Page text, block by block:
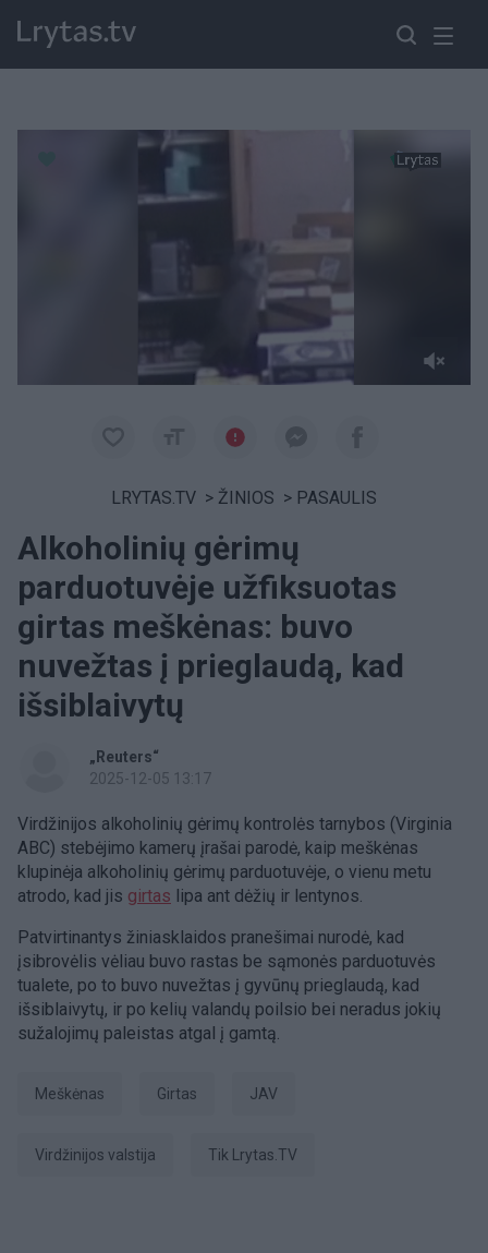
LRYTAS.TV > ŽINIOS > PASAULIS
Alkoholinių gėrimų
parduotuvėje užfiksuotas
girtas meškėnas: buvo
nuvežtas į prieglaudą, kad
išsiblaivytų
„Reuters“
2025-12-05 13:17
Virdžinijos alkoholinių gėrimų kontrolės tarnybos (Virginia
ABC) stebėjimo kamerų įrašai parodė, kaip meškėnas
klupinėja alkoholinių gėrimų parduotuvėje, o vienu metu
atrodo, kad jis girtas lipa ant dėžių ir lentynos.
Patvirtinantys žiniasklaidos pranešimai nurodė, kad
įsibrovėlis vėliau buvo rastas be sąmonės parduotuvės
tualete, po to buvo nuvežtas į gyvūnų prieglaudą, kad
išsiblaivytų, ir po kelių valandų poilsio bei neradus jokių
sužalojimų paleistas atgal į gamtą.
meškėnas girtas JAV
Virdžinijos valstija tik Lrytas.TV